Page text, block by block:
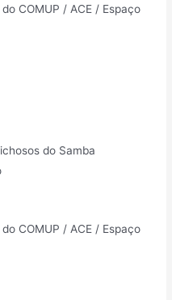
COMUP / ACE / Espaço
do Samba
COMUP / ACE / Espaço